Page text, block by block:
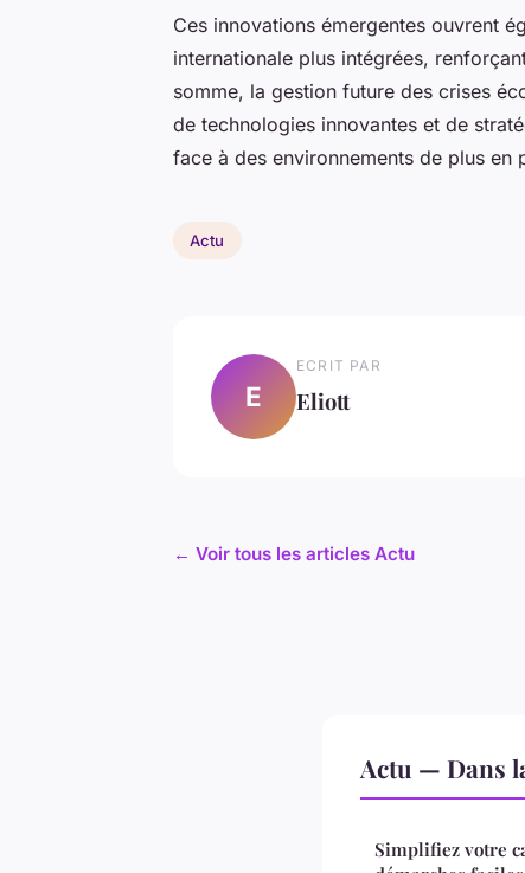
Ces innovations émergentes ouvrent
internationale plus intégrées,
somme, la gestion future des crises
de technologies innovantes et de
face à des environnements de plus en
Actu
E
ECRIT PAR
Eliott
← Voir tous les articles Actu
Actu — Dans
Simplifiez votre